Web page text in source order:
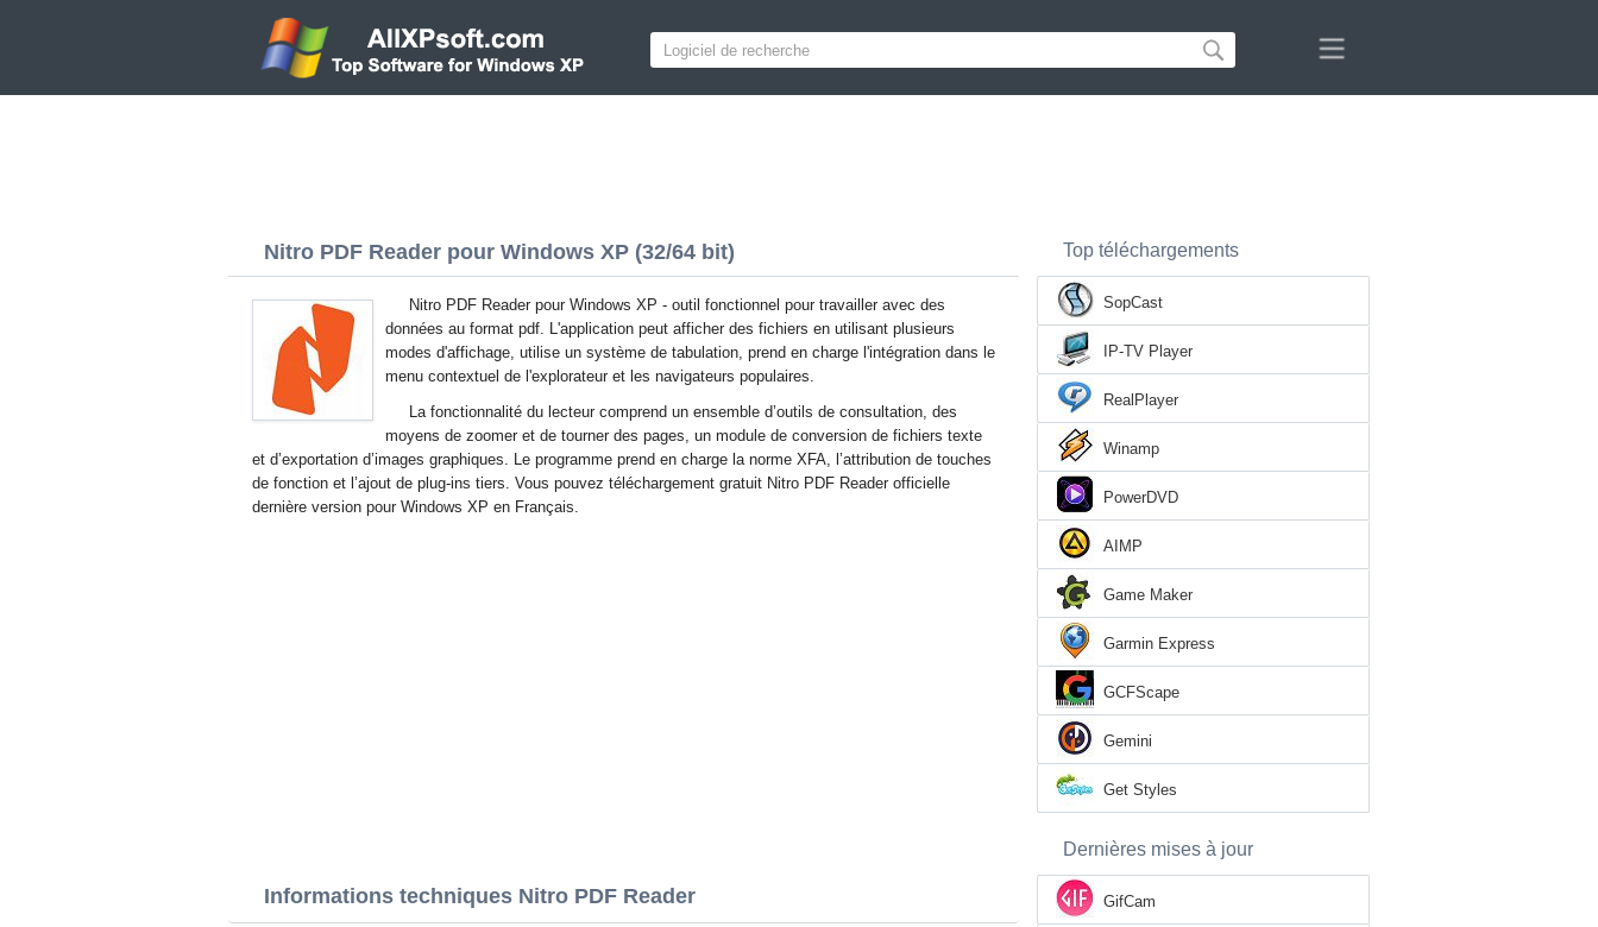
Nitro PDF Reader pour Windows XP (32/64 bit)
Nitro PDF Reader pour Windows XP - outil fonctionnel pour travailler avec des
données au format pdf. L'application peut afficher des fichiers en utilisant plusieurs
modes d'affichage, utilise un système de tabulation, prend en charge l'intégration dans le
menu contextuel de l'explorateur et les navigateurs populaires.
La fonctionnalité du lecteur comprend un ensemble d’outils de consultation, des
moyens de zoomer et de tourner des pages, un module de conversion de fichiers texte
et d’exportation d’images graphiques. Le programme prend en charge la norme XFA, l’attribution de touches
de fonction et l’ajout de plug-ins tiers. Vous pouvez téléchargement gratuit Nitro PDF Reader officielle
dernière version pour Windows XP en Français.
Informations techniques Nitro PDF Reader
Top téléchargements
SopCast
IP-TV Player
RealPlayer
Winamp
PowerDVD
AIMP
Game Maker
Garmin Express
GCFScape
Gemini
Get Styles
Dernières mises à jour
GifCam